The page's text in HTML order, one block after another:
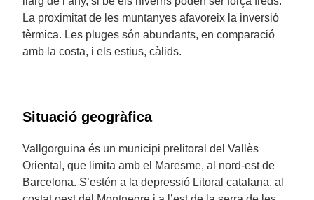
La proximitat de les muntanyes afavoreix la inversió
tèrmica. Les pluges són abundants, en comparació
amb la costa, i els estius, càlids.
Situació geogràfica
Vallgorguina és un municipi prelitoral del Vallès
Oriental, que limita amb el Maresme, al nord-est de
Barcelona. S’estén a la depressió Litoral catalana, al